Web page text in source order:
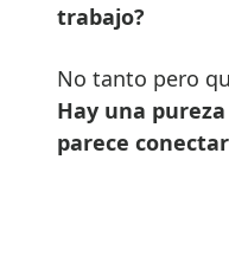
trabajo?
No tanto pero
Hay una
parece